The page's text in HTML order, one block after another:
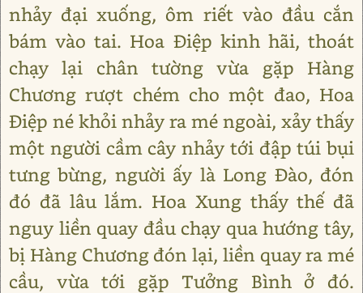
nhảy đại xuống, ôm riết vào đầu cắn
bám vào tai. Hoa Điệp kinh hãi, thoát
chạy lại chân tường vừa gặp Hàng
Chương rượt chém cho một đao, Hoa
Điệp né khỏi nhảy ra mé ngoài, xảy thấy
một người cầm cây nhảy tới đập túi bụi
tưng bừng, người ấy là Long Đào, đón
đó đã lâu lắm. Hoa Xung thấy thế đã
nguy liền quay đầu chạy qua hướng tây,
bị Hàng Chương đón lại, liền quay ra mé
cầu, vừa tới gặp Tưởng Bình ở đó.